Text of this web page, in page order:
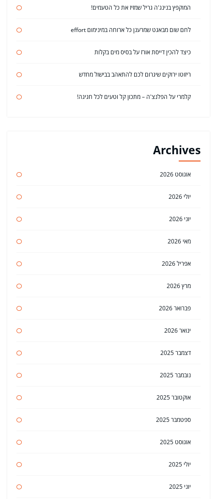
המוקפץ בנינג'ה גריל שמזיז את כל הטעמים!
לחם שום מבאגט שמרענן כל ארוחה במינימום effort
כיצד להכין דייסת אורז על בסיס מים בקלות
ריזוטו ירוקים שיגרום לכם להתאהב בבישול מחדש
קלמרי על הפלנצ'ה – מתכון קל וטעים לכל חגיגה!
Archives
אוגוסט 2026
יולי 2026
יוני 2026
מאי 2026
אפריל 2026
מרץ 2026
פברואר 2026
ינואר 2026
דצמבר 2025
נובמבר 2025
אוקטובר 2025
ספטמבר 2025
אוגוסט 2025
יולי 2025
יוני 2025